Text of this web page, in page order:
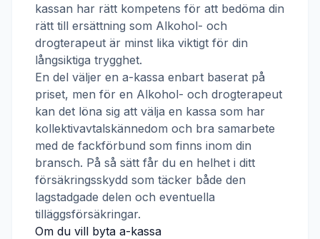
kassan har rätt kompetens för att bedöma din
rätt till ersättning som Alkohol- och
drogterapeut är minst lika viktigt för din
långsiktiga trygghet.
En del väljer en a-kassa enbart baserat på
priset, men för en Alkohol- och drogterapeut
kan det löna sig att välja en kassa som har
kollektivavtalskännedom och bra samarbete
med de fackförbund som finns inom din
bransch. På så sätt får du en helhet i ditt
försäkringsskydd som täcker både den
lagstadgade delen och eventuella
tilläggsförsäkringar.
Om du vill byta a-kassa